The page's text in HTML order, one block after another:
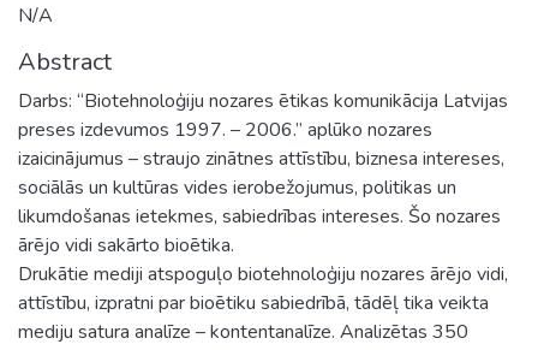
N/A
Abstract
Darbs: “Biotehnoloģiju nozares ētikas komunikācija Latvijas
preses izdevumos 1997. – 2006.” aplūko nozares
izaicinājumus – straujo zinātnes attīstību, biznesa intereses,
sociālās un kultūras vides ierobežojumus, politikas un
likumdošanas ietekmes, sabiedrības intereses. Šo nozares
ārējo vidi sakārto bioētika.
Drukātie mediji atspoguļo biotehnoloģiju nozares ārējo vidi,
attīstību, izpratni par bioētiku sabiedrībā, tādēļ tika veikta
mediju satura analīze – kontentanalīze. Analizētas 350